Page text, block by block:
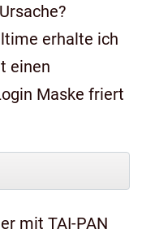
erhalte ich
einen
mit TAI-PAN